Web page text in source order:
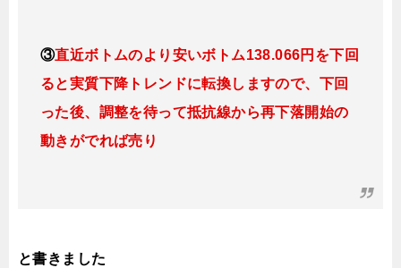
③直近ボトムのより安いボトム138.066円を下回
ると実質下降トレンドに転換しますので、下回
った後、調整を待って抵抗線から再下落開始の
動きがでれば売り
と書きました